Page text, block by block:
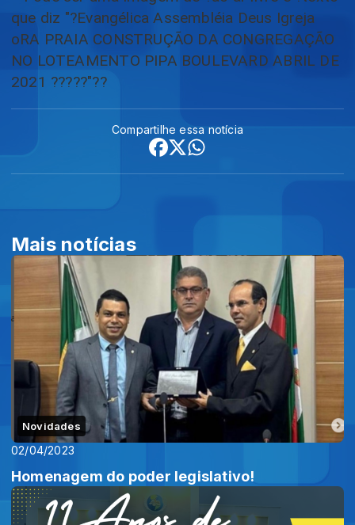
Compartilhe essa notícia
Mais notícias
Novidades
02/04/2023
Homenagem do poder legislativo!